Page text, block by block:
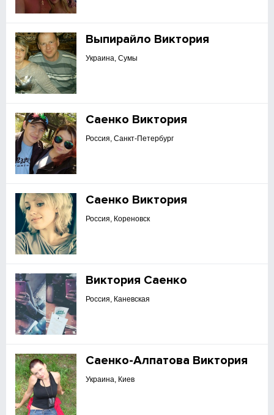
Выпирайло Виктория
Украина, Сумы
Саенко Виктория
Россия, Санкт-Петербург
Саенко Виктория
Россия, Кореновск
Виктория Саенко
Россия, Каневская
Саенко-Алпатова Виктория
Украина, Киев